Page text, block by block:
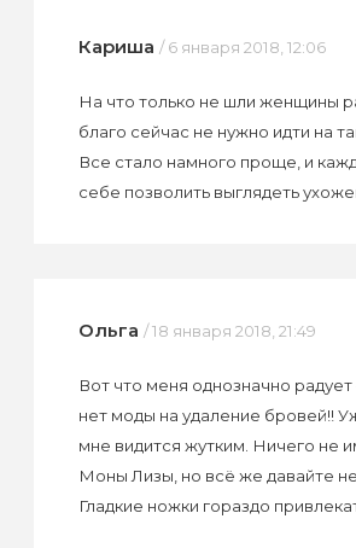
Кариша / 6 января 2018, 12:06
На что только не шли женщины
благо сейчас не нужно идти на
Все стало намного проще, и
себе позволить выглядеть
Ольга / 18 января 2018, 21:49
Вот что меня однозначно радует
нет моды на удаление бровей!!
мне видится жутким. Ничего не
Моны Лизы, но всё же давайте
Гладкие ножки гораздо